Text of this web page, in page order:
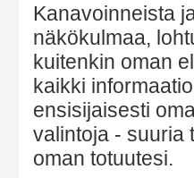
Kanavoinneista
näkökulmaa,
kuitenkin oman
kaikki
ensisijaisesti
valintoja - suuria
oman totuutesi.